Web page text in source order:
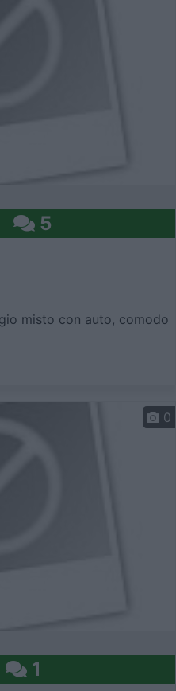
5
misto con auto, comodo
0
1